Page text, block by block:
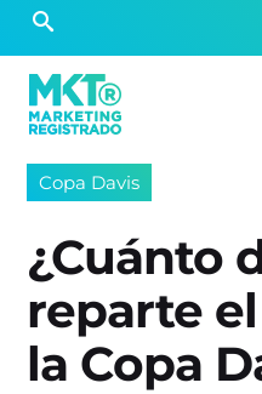
Copa Davis
¿Cuánto
reparte
la Copa